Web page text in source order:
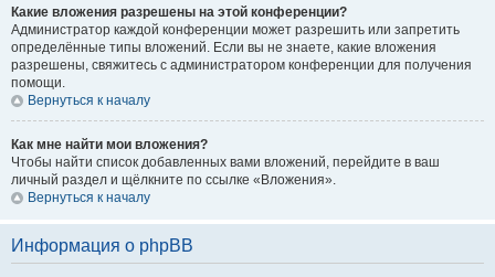
Какие вложения разрешены на этой конференции?
Администратор каждой конференции может разрешить или запретить
определённые типы вложений. Если вы не знаете, какие вложения
разрешены, свяжитесь с администратором конференции для получения
помощи.
Вернуться к началу
Как мне найти мои вложения?
Чтобы найти список добавленных вами вложений, перейдите в ваш
личный раздел и щёлкните по ссылке «Вложения».
Вернуться к началу
Информация о phpBB